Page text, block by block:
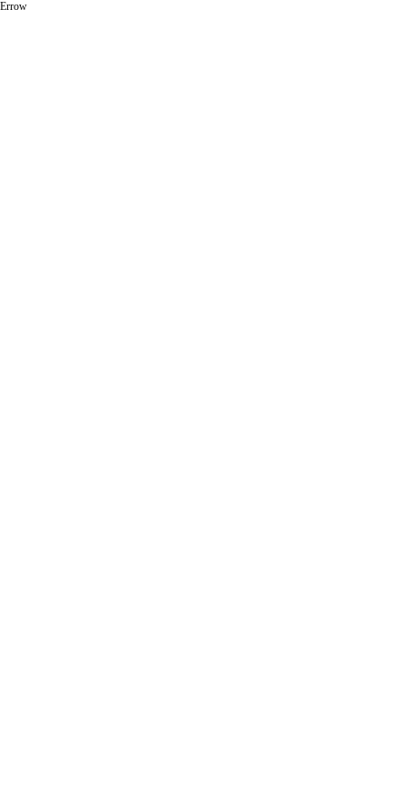
Errow